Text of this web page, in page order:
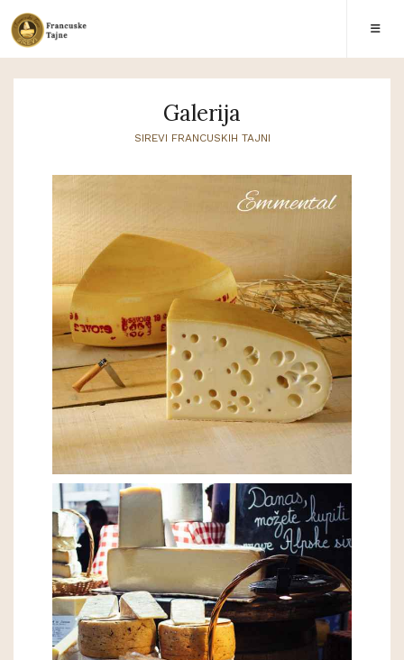
Galerija
SIREVI FRANCUSKIH TAJNI